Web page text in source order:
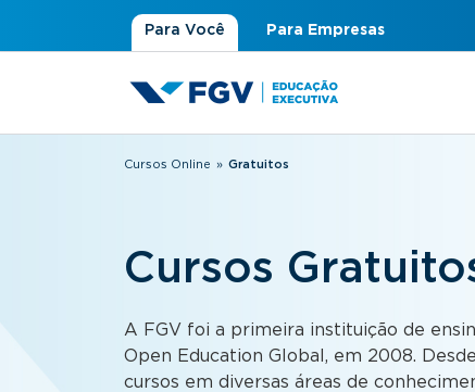
Para Você Para Empresas
Você está aqui
Cursos Online » Gratuitos
Cursos
A FGV foi a primeira instituição de
Open Education Global, em 2008.
cursos em diversas áreas de